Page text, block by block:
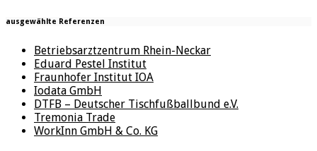
ausgewählte Referenzen
Betriebsarztzentrum Rhein-Neckar
Eduard Pestel Institut
Fraunhofer Institut IOA
Iodata GmbH
DTFB – Deutscher Tischfußballbund e.V.
Tremonia Trade
WorkInn GmbH & Co. KG